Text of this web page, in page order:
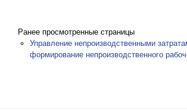
Ранее просмотренные страницы
Управление непроизводственными
формирование непроизводственного